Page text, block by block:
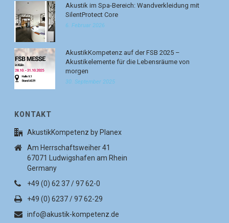
Akustik im Spa-Bereich: Wandverkleidung mit
SilentProtect Core
6. Februar 2026
AkustikKompetenz auf der FSB 2025 –
Akustikelemente für die Lebensräume von
morgen
30. September 2025
KONTAKT
AkustikKompetenz by Planex
Am Herrschaftsweiher 41
67071 Ludwigshafen am Rhein
Germany
+49 (0) 62 37 / 97 62-0
+49 (0) 6237 / 97 62-29
info@akustik-kompetenz.de